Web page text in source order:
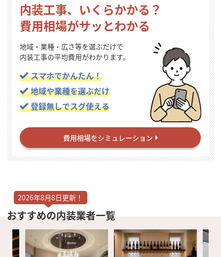
内装工事、いくらかかる？
費用相場がサッとわかる
地域・業種・広さ等を選ぶだけで
内装工事の平均費用がわかります。
スマホでかんたん！
地域や業種を選ぶだけ
登録無しでスグ使える
費用相場をシミュレーション
おすすめの内装業者一覧
2026年8月8日更新！